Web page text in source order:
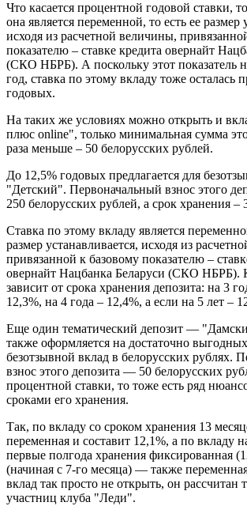
Что касается процентной годовой ставки,
она является переменной, то есть ее размер
исходя из расчетной величины,
показателю – ставке кредита овернайт
(СКО НБРБ). А поскольку этот показатель
год, ставка по этому вкладу тоже
годовых.
На таких же условиях можно открыть и
плюс online", только минимальная сумма
раза меньше – 50 белорусских рублей.
До 12,5% годовых предлагается для
"Детский". Первоначальный взнос этого
250 белорусских рублей, а срок хранения –
Ставка по этому вкладу является
размер устанавливается, исходя из
привязанной к базовому показателю –
овернайт Нацбанка Беларуси (СКО НБРБ).
зависит от срока хранения депозита: на 3
12,3%, на 4 года – 12,4%, а если на 5 лет –
Еще один тематический депозит —
также оформляется на достаточно
безотзывной вклад в белорусских рублях.
взнос этого депозита — 50 белорусских
процентной ставки, то тоже есть ряд
сроками его хранения.
Так, по вкладу со сроком хранения 13
переменная и составит 12,1%, а по вкладу
первые полгода хранения фиксированная
(начиная с 7-го месяца) — также
вклад так просто не открыть, он рассчитан
участниц клуба "Леди".